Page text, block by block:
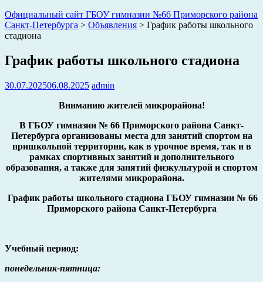
Официальный сайт ГБОУ гимназии №66 Приморского района
Санкт-Петербурга > Объявления > График работы школьного
стадиона
График работы школьного стадиона
30.07.202506.08.2025 admin
Вниманию жителей микрорайона!
В ГБОУ гимназии № 66 Приморского района Санкт-
Петербурга организованы места для занятий спортом на
пришкольной территории, как в урочное время, так и в
рамках спортивных занятий и дополнительного
образования, а также для занятий физкультурой и спортом
жителями микрорайона.
График работы школьного стадиона ГБОУ гимназии № 66
Приморского района Санкт-Петербурга
Учебный период:
понедельник-пятница: